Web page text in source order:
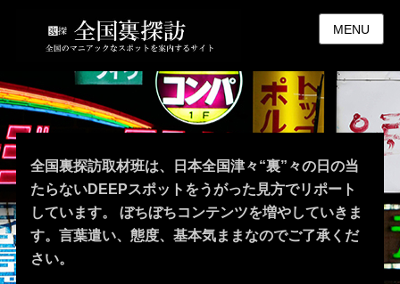
MENU
全国裏探訪取材班は、日本全国津々“裏”々の日の当
たらないDEEPスポットをうがった見方でリポート
しています。 ぼちぼちコンテンツを増やしていきま
す。言葉遣い、態度、基本気ままなのでご了承くだ
さい。